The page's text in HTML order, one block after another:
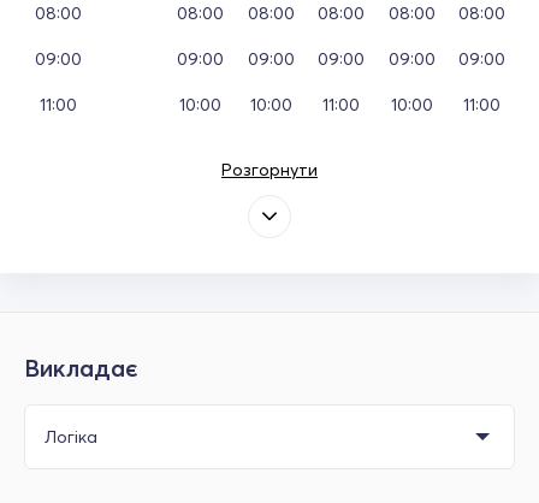
08:00
09:00
11:00
08:00
09:00
10:00
08:00
09:00
10:00
08:00
09:00
11:00
08:00
09:00
10:00
08:00
09:00
11:00
Розгорнути
Викладає